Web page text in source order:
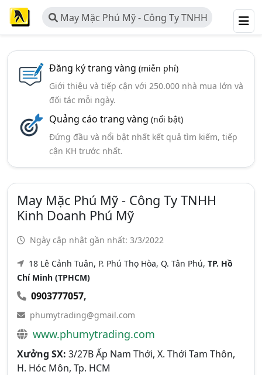
May Mặc Phú Mỹ - Công Ty TNHH
Kinh Doanh Phú Mỹ
Đăng ký trang vàng (miễn phí)
Giới thiệu và tiếp cận với 250.000 nhà mua lớn và
đối tác mỗi ngày.
Quảng cáo trang vàng (nổi bật)
Đứng đầu và nổi bật nhất kết quả tìm kiếm, tiếp
cận KH trước nhất.
May Mặc Phú Mỹ - Công Ty TNHH
Kinh Doanh Phú Mỹ
Ngày cập nhật gần nhất: 3/3/2022
18 Lê Cảnh Tuân, P. Phú Thọ Hòa, Q. Tân Phú, TP. Hồ
Chí Minh (TPHCM)
0903777057,
phumytrading@gmail.com
www.phumytrading.com
Xưởng SX: 3/27B Ấp Nam Thới, X. Thới Tam Thôn,
H. Hóc Môn, Tp. HCM